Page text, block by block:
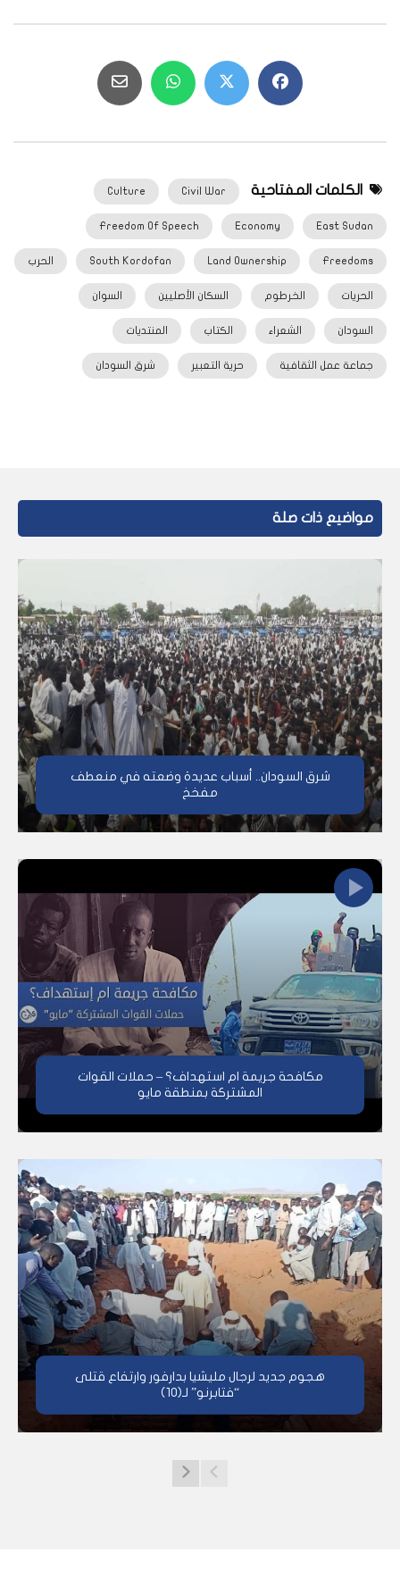
الكلمات المفتاحية Civil War
Culture
East Sudan
Economy
Freedom Of Speech
Freedoms
Land Ownership
South Kordofan الحرب
الحريات الخرطوم السكان الأصليين السوان
السودان الشعراء الكتاب المنتديات
جماعة عمل الثقافية حرية التعبير شرق السودان
مواضيع ذات صلة
شرق السودان.. أسباب عديدة وضعته في منعطف
مفخخ
مكافحة جريمة ام استهداف؟ – حملات القوات
المشتركة بمنطقة مايو
هجوم جديد لرجال مليشيا بدارفور وارتفاع قتلى
“فتابرنو” لـ(10)